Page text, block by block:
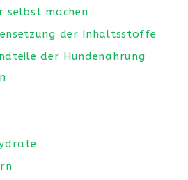
selbst machen
der Inhaltsstoffe
der Hundenahrung